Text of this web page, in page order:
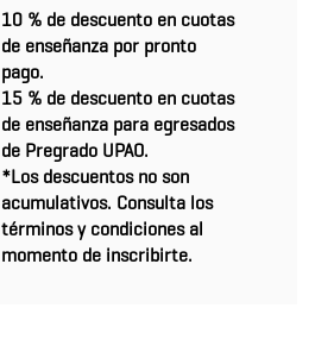
10 % de descuento en cuotas
de enseñanza por pronto
pago.
15 % de descuento en cuotas
de enseñanza para egresados
de Pregrado UPAO.
*Los descuentos no son
acumulativos. Consulta los
términos y condiciones al
momento de inscribirte.